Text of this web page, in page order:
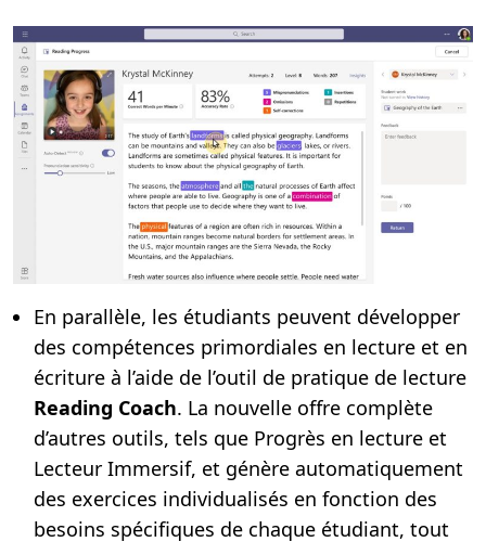
En parallèle, les étudiants peuvent développer
des compétences primordiales en lecture et en
écriture à l’aide de l’outil de pratique de lecture
Reading Coach. La nouvelle offre complète
d’autres outils, tels que Progrès en lecture et
Lecteur Immersif, et génère automatiquement
des exercices individualisés en fonction des
besoins spécifiques de chaque étudiant, tout